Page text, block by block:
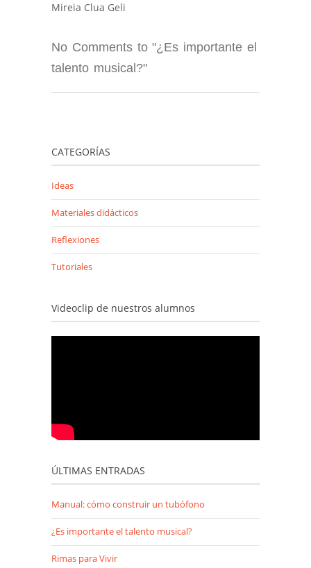
Mireia Clua Geli
No Comments to "¿Es importante el
talento musical?"
CATEGORÍAS
Ideas
Materiales didácticos
Reflexiones
Tutoriales
Videoclip de nuestros alumnos
ÚLTIMAS ENTRADAS
Manual: cómo construir un tubófono
¿Es importante el talento musical?
Rimas para Vivir